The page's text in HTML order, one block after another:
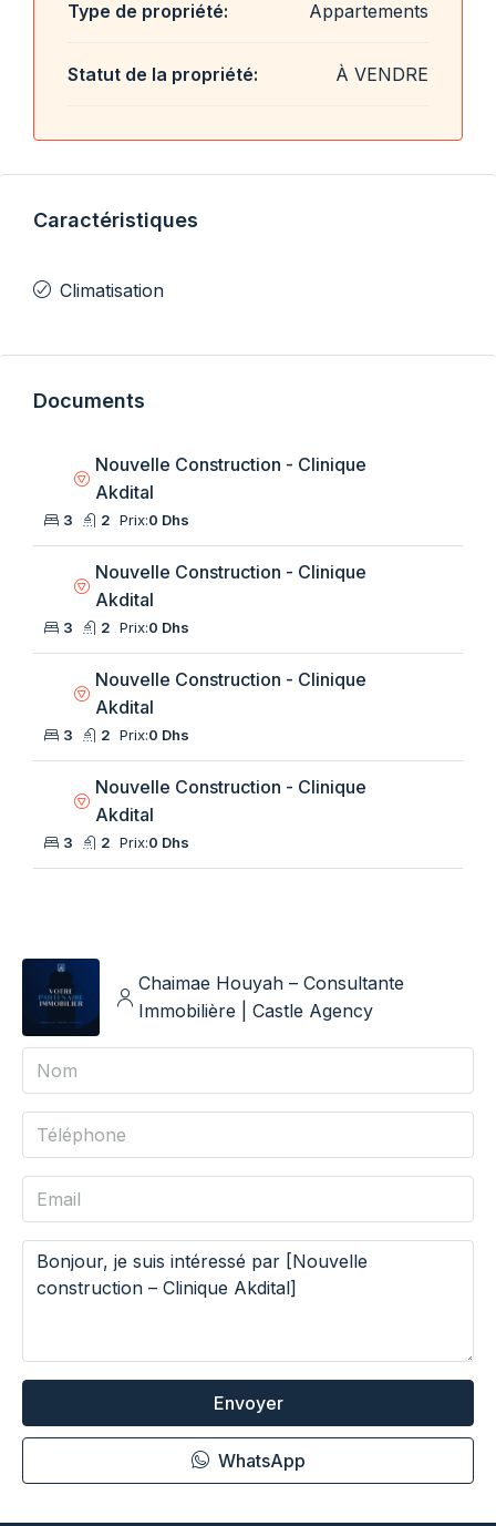
Type de propriété: Appartements
Statut de la propriété: À VENDRE
Caractéristiques
Climatisation
Documents
Nouvelle Construction - Clinique
Akdital
3 2 Prix:0 Dhs
Nouvelle Construction - Clinique
Akdital
3 2 Prix:0 Dhs
Nouvelle Construction - Clinique
Akdital
3 2 Prix:0 Dhs
Nouvelle Construction - Clinique
Akdital
3 2 Prix:0 Dhs
Chaimae Houyah – Consultante
Immobilière | Castle Agency
Envoyer
WhatsApp